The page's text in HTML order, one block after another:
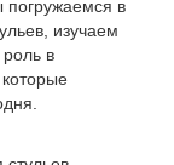
погружаемся в
изучаем
в